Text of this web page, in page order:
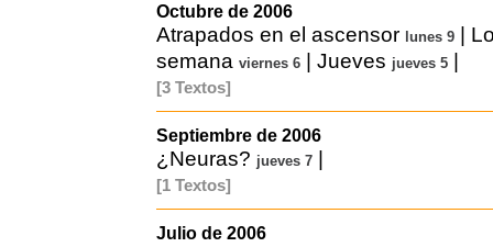
Octubre de 2006
Atrapados en el ascensor lunes 9
semana viernes 6 Jueves jueves 5
[3 Textos]
Septiembre de 2006
¿Neuras? jueves 7
[1 Textos]
Julio de 2006